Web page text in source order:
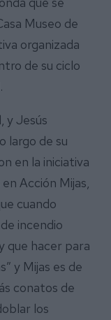
Museo de
organizada
de su ciclo
y Jesús
largo de su
en la iniciativa
Acción Mijas,
cuando
incendio
que hacer para
y Mijas es de
conatos de
los